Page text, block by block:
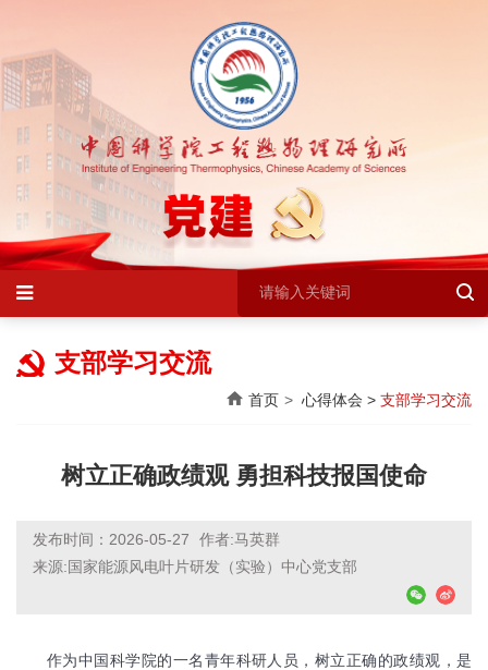
支部学习交流
首页 心得体会 > 支部学习交流
树立正确政绩观 勇担科技报国使命
发布时间：2026-05-27
作者:马英群
来源:国家能源风电叶片研发（实验）中心党支部
作为中国科学院的一名青年科研人员，树立正确的政绩观，是